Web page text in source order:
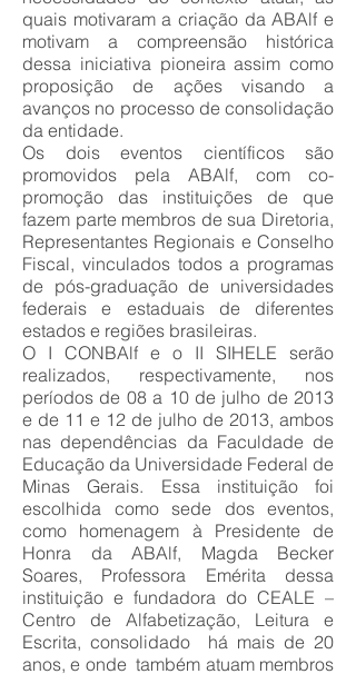
quais motivaram a criação da ABAlf e
motivam a compreensão histórica
dessa iniciativa pioneira assim como
proposição de ações visando a
avanços no processo de consolidação
da entidade.
Os dois eventos científicos são
promovidos pela ABAlf, com co-
promoção das instituições de que
fazem parte membros de sua Diretoria,
Representantes Regionais e Conselho
Fiscal, vinculados todos a programas
de pós-graduação de universidades
federais e estaduais de diferentes
estados e regiões brasileiras.
O I CONBAlf e o II SIHELE serão
realizados, respectivamente, nos
períodos de 08 a 10 de julho de 2013
e de 11 e 12 de julho de 2013, ambos
nas dependências da Faculdade de
Educação da Universidade Federal de
Minas Gerais. Essa instituição foi
escolhida como sede dos eventos,
como homenagem à Presidente de
Honra da ABAlf, Magda Becker
Soares, Professora Emérita dessa
instituição e fundadora do CEALE –
Centro de Alfabetização, Leitura e
Escrita, consolidado há mais de 20
anos, e onde também atuam membros